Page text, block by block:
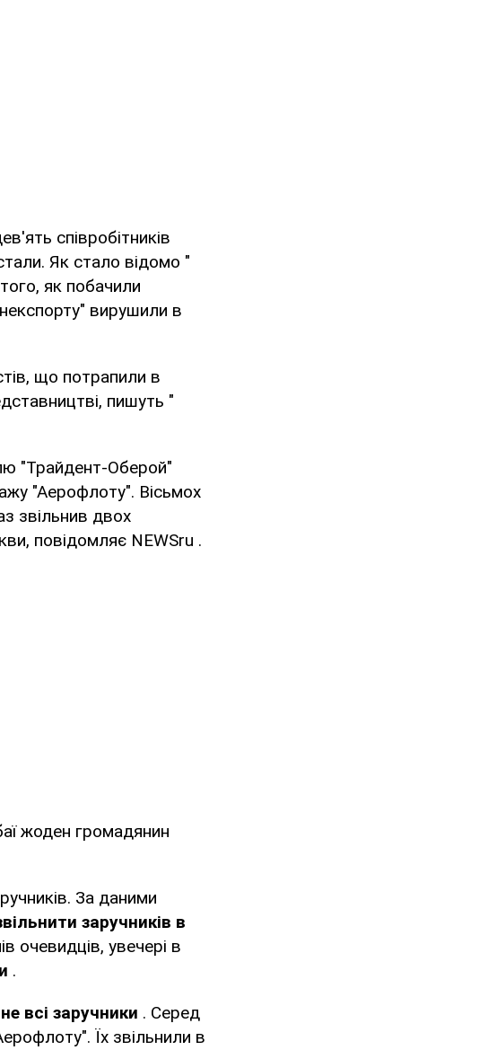
співробітників
Як стало відомо "
як побачили
вирушили в
що потрапили в
пишуть "
"Трайдент-Оберой"
"Аерофлоту". Вісьмох
звільнив двох
повідомляє NEWSru .
жоден громадянин
За даними
заручників в
очевидців, увечері в
.
всі заручники . Серед
Їх звільнили в